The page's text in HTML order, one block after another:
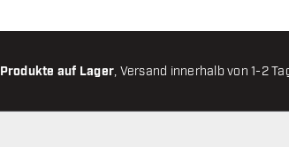
Produkte auf Lager, Versand innerhalb von 1-2